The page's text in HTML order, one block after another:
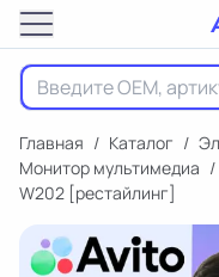
Главная / Каталог /
Монитор мультимедиа /
W202 [рестайлинг]